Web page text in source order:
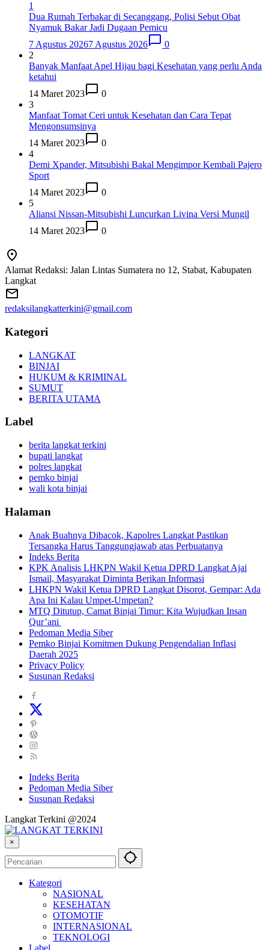
1
Dua Rumah Terbakar di Secanggang, Polisi Sebut Obat
Nyamuk Bakar Jadi Dugaan Pemicu
7 Agustus 20267 Agustus 2026
0
2
Banyak Manfaat Apel Hijau bagi Kesehatan yang perlu Anda
ketahui
14 Maret 2023
0
3
Manfaat Tomat Ceri untuk Kesehatan dan Cara Tepat
Mengonsumsinya
14 Maret 2023
0
4
Demi Xpander, Mitsubishi Bakal Mengimpor Kembali Pajero
Sport
14 Maret 2023
0
5
Aliansi Nissan-Mitsubishi Luncurkan Livina Versi Mungil
14 Maret 2023
0
Alamat Redaksi: Jalan Lintas Sumatera no 12, Stabat, Kabupaten
Langkat
redaksilangkatterkini@gmail.com
Kategori
LANGKAT
BINJAI
HUKUM & KRIMINAL
SUMUT
BERITA UTAMA
Label
berita langkat terkini
bupati langkat
polres langkat
pemko binjai
wali kota binjai
Halaman
Anak Buahnya Dibacok, Kapolres Langkat Pastikan
Tersangka Harus Tanggungjawab atas Perbuatanya
Indeks Berita
KPK Analisis LHKPN Wakil Ketua DPRD Langkat Ajai
Ismail, Masyarakat Diminta Berikan Informasi
LHKPN Wakil Ketua DPRD Langkat Disorot, Gempar: Ada
Apa Ini Kalau Umpet-Umpetan?
MTQ Ditutup, Camat Binjai Timur: Kita Wujudkan Insan
Qur’ani
Pedoman Media Siber
Pemko Binjai Komitmen Dukung Pengendalian Inflasi
Daerah 2025
Privacy Policy
Susunan Redaksi
Indeks Berita
Pedoman Media Siber
Susunan Redaksi
Langkat Terkini @2024
×
Kategori
NASIONAL
KESEHATAN
OTOMOTIF
INTERNASIONAL
TEKNOLOGI
Label